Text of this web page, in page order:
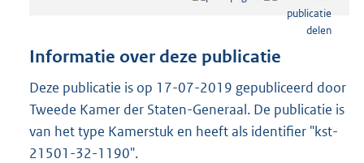
d
s
r
o
Informatie over deze publicatie
Deze publicatie is op 17-07-2019 gepubliceerd door
Tweede Kamer der Staten-Generaal. De publicatie is
van het type Kamerstuk en heeft als identifier "kst-
21501-32-1190".